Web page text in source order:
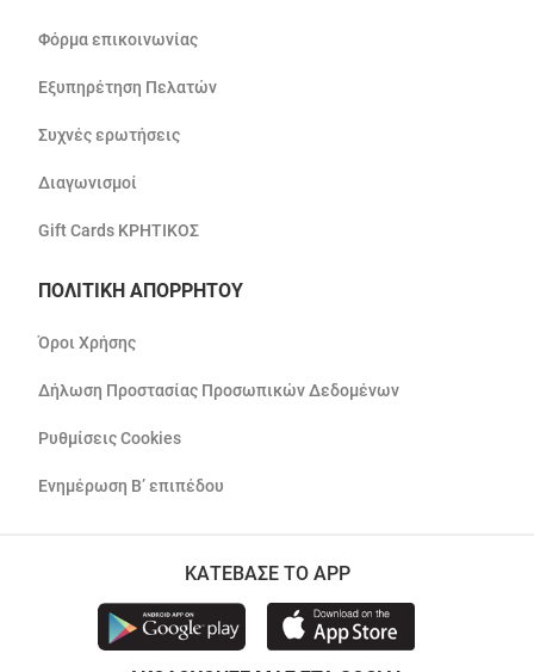
Φόρμα επικοινωνίας
Εξυπηρέτηση Πελατών
Συχνές ερωτήσεις
Διαγωνισμοί
Gift Cards ΚΡΗΤΙΚΟΣ
ΠΟΛΙΤΙΚΗ ΑΠΟΡΡΗΤΟΥ
Όροι Χρήσης
Δήλωση Προστασίας Προσωπικών Δεδομένων
Ρυθμίσεις Cookies
Ενημέρωση Β’ επιπέδου
ΚΑΤΕΒΑΣΕ ΤΟ APP